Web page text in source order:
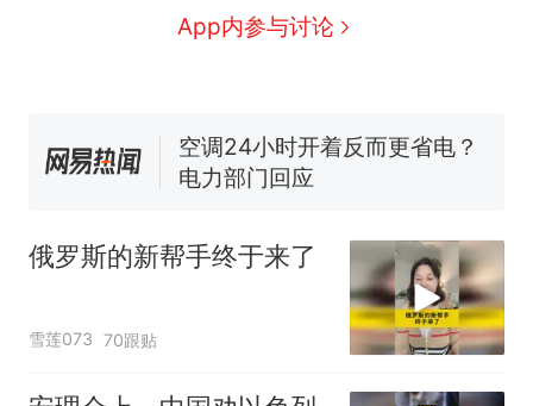
App内参与讨论
人生
新 搬家报价570元，搬到楼下
空调24小时开着反而更省电？
电力部门回应
试前13名均遭淘汰？教育局：
已叫停招聘，成立调查组全面
“不建议大家买深色蛋糕”上热
搜，网友：天塌了！
那个在床头放菜刀的女孩，
人生
俄罗斯的新帮手终于来了
雪莲073 70跟贴